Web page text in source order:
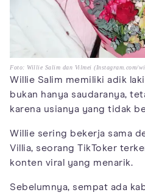
Foto: Willie Salim dan Vilmei (Instagram.com/
Willie Salim memiliki adik
bukan hanya saudaranya,
karena usianya yang tidak
Willie sering bekerja sama
Villia, seorang TikToker
konten viral yang menarik.
Sebelumnya, sempat ada